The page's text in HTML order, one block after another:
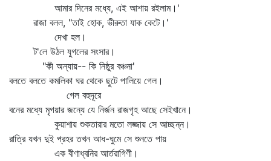
আমার দিনের মধ্যে, এই আশায় রইলাম।'
রাজা বলল, "তাই হোক, ভীরুতা যাক কেটে।'
দেখা হল।
ট'লে উঠল যুগলের সংসার।
"কী অন্যায়-- কি নিষ্ঠুর বঞ্চনা'
বলতে বলতে কমলিকা ঘর থেকে ছুটে পালিয়ে গেল।
গেল বহুদূরে
বনের মধ্যে মৃগয়ার জন্যে যে নির্জন রাজগৃহ আছে সেইখানে।
কুয়াশায় শুকতারার মতো লজ্জায় সে আচ্ছন্ন।
রাত্রি যখন দুই প্রহর তখন আধ-ঘুমে সে শুনতে পায়
এক বীণাধ্বনির আর্তরাগিণী।